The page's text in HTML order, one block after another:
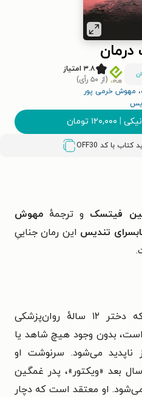
۳.۸ امتیاز
(از ۵۰ رأی)
، مهوش خرمی پور
| ۱۲۰,۰۰۰ تومان
OFF30
فیتسک و ترجمهٔ مهوش
تندیس این رمان جناییِ
«جوزی» که دختر ۱۲ سالهٔ روان‌پزشکی
است، بدون وجود هیچ شاهد یا
ناپدید می‌شود. سرنوشت او
بعد «ویکتور»، پدر غمگین
او معتقد است که دچار